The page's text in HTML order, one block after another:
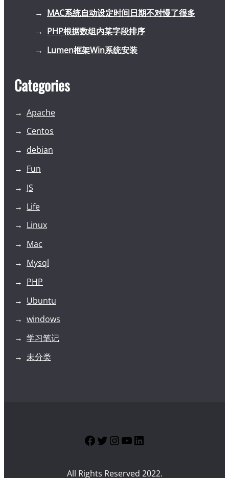
MAC系统自动设定时间日期不对慢了很多
PHP根据数组内某字段排序
Lumen框架Win系统安装
Categories
Apache
Centos
debian
Fun
JS
Life
Linux
Mac
Mysql
PHP
Ubuntu
windows
学习笔记
未分类
Facebook
Twitter
Instagram
YouTube
LinkedIn
All Rights Reserved 2022.